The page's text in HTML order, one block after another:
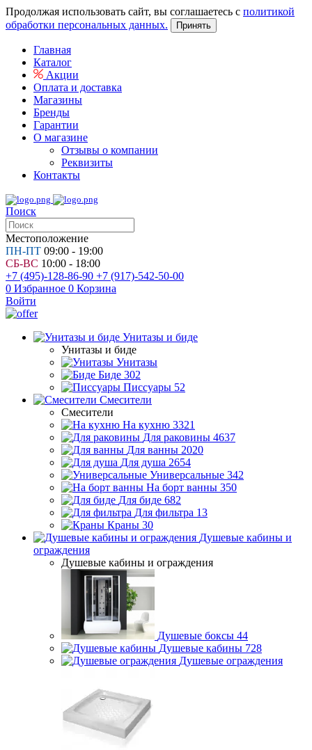
Продолжая использовать сайт, вы соглашаетесь с политикой
обработки персональных данных.
Принять
Главная
Каталог
Акции
Оплата и доставка
Магазины
Бренды
Гарантии
О магазине
Отзывы о компании
Реквизиты
Контакты
Поиск
Местоположение
ПН-ПТ 09:00 - 19:00
СБ-ВС 10:00 - 18:00
+7 (495)-128-86-90 +7 (917)-542-50-00
0 Избранное 0 Корзина
Войти
Унитазы и биде
Унитазы и биде
Унитазы
Биде 302
Писсуары 52
Смесители
Смесители
На кухню 3321
Для раковины 4637
Для ванны 2020
Для душа 2654
Универсальные 342
На борт ванны 350
Для биде 682
Для фильтра 13
Краны 30
Душевые кабины и
ограждения
Душевые кабины и ограждения
Душевые боксы 44
Душевые кабины 728
Душевые ограждения